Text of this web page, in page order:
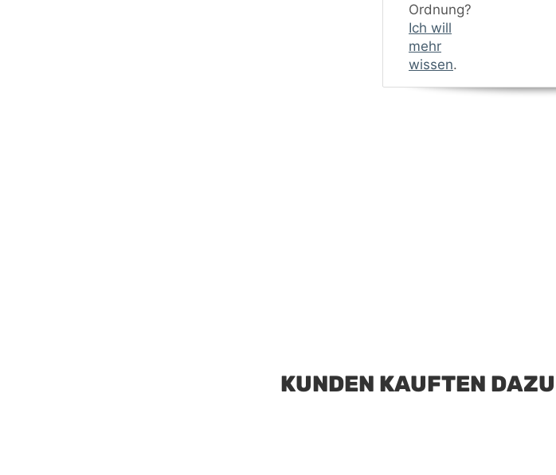
KUNDEN KAUFTEN
Ordnung?
Ich will
mehr
wissen.